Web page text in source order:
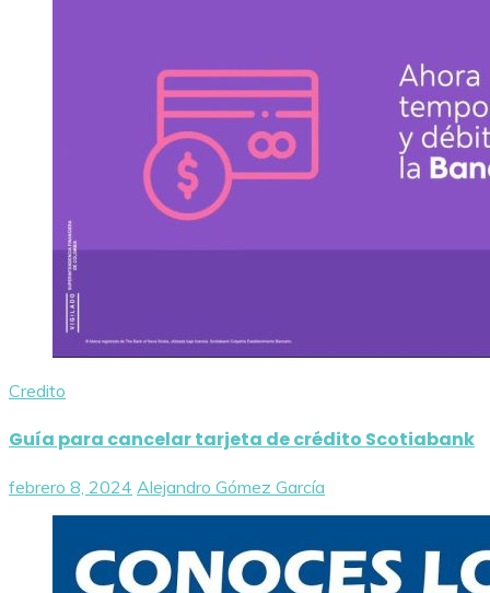
Credito
Guía para cancelar tarjeta de crédito Scotiabank
febrero 8, 2024 Alejandro Gómez García